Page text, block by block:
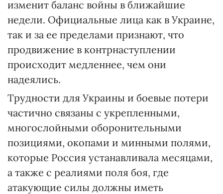
изменит баланс войны в ближайшие
недели. Официальные лица как в Украине,
так и за ее пределами признают, что
продвижение в контрнаступлении
происходит медленнее, чем они
надеялись.
Трудности для Украины и боевые потери
частично связаны с укрепленными,
многослойными оборонительными
позициями, окопами и минными полями,
которые Россия устанавливала месяцами,
а также с реалиями поля боя, где
атакующие силы должны иметь